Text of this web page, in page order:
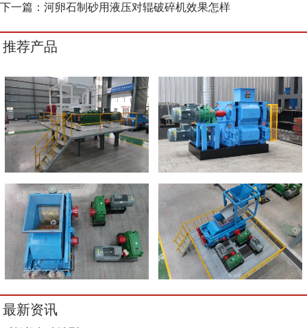
下一篇： 河卵石制砂用液压对辊破碎机效果怎样
推荐产品
最新资讯